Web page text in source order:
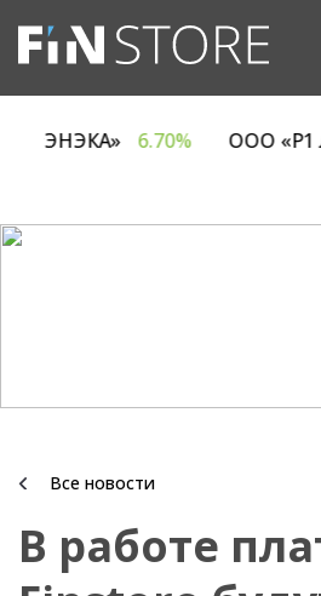
«ЭНЭКА» 6.70% ООО
Все новости
В работе